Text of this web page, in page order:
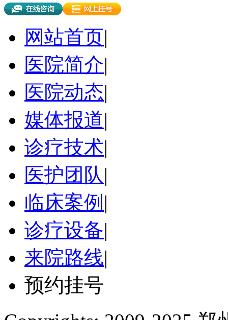
网站首页|
医院简介|
医院动态|
媒体报道|
诊疗技术|
医护团队|
临床案例 |
诊疗设备|
来院路线|
预约挂号